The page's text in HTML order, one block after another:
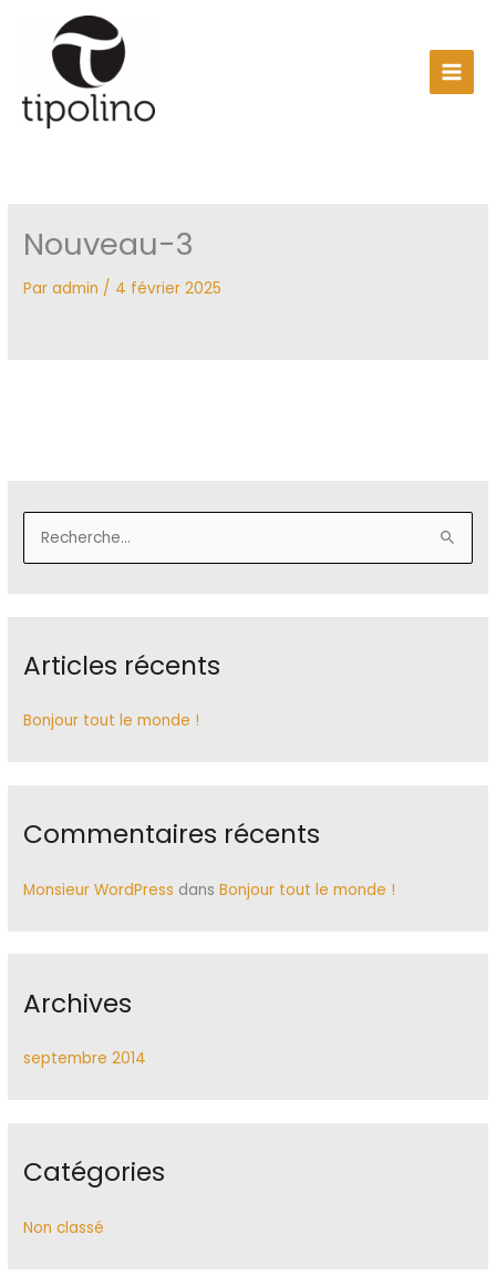
contenu
Nouveau-3
Paradmin / 4 février 2025
e
e
c
Articles récents
Bonjour tout le monde !
Commentaires récents
Monsieur WordPress dansBonjour tout le monde !
Archives
septembre 2014
Catégories
Non classé